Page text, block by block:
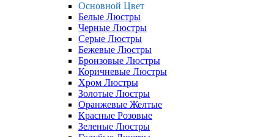
Основной Цвет
Белые Люстры
Черные Люстры
Серые Люстры
Бежевые Люстры
Бронзовые Люстры
Коричневые Люстры
Хром Люстры
Золотые Люстры
Оранжевые Желтые
Красные Розовые
Зеленые Люстры